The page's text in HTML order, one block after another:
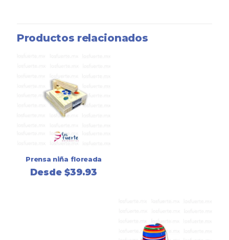
Productos relacionados
Prensa niña floreada
Desde$39.93